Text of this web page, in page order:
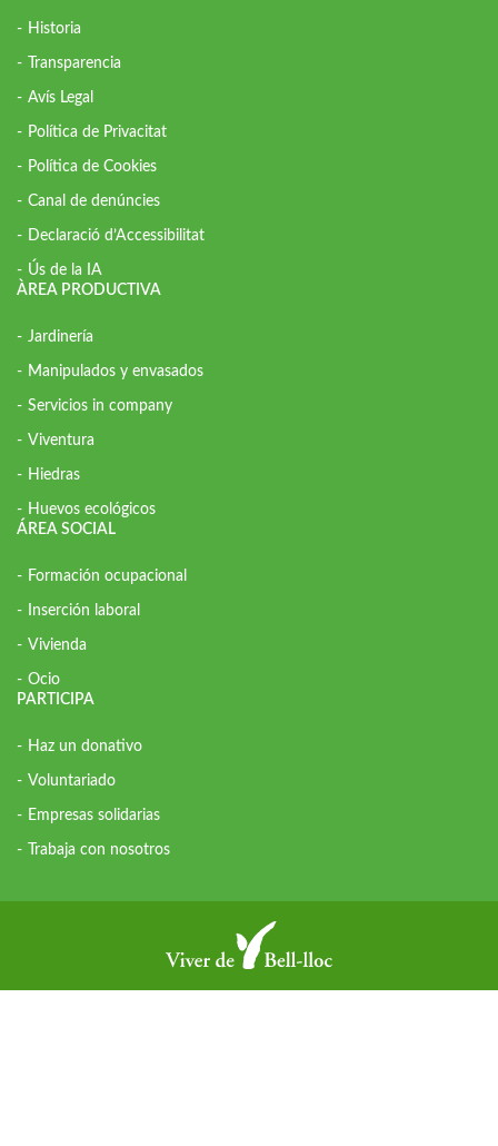
Historia
Transparencia
Avís Legal
Política de Privacitat
Política de Cookies
Canal de denúncies
Declaració d’Accessibilitat
Ús de la IA
ÀREA PRODUCTIVA
Jardinería
Manipulados y envasados
Servicios in company
Viventura
Hiedras
Huevos ecológicos
ÁREA SOCIAL
Formación ocupacional
Inserción laboral
Vivienda
Ocio
PARTICIPA
Haz un donativo
Voluntariado
Empresas solidarias
Trabaja con nosotros